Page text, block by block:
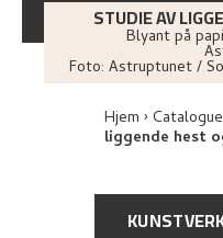
STUDIE AV
Blyant på
Foto: Astruptunet /
Hjem
liggende hest